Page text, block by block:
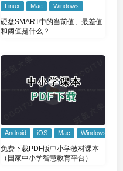
Linux Mac Windows
硬盘SMART中的当前值、最差值
和阈值是什么？
Android iOS Mac Windows
免费下载PDF版中小学教材课本
（国家中小学智慧教育平台）